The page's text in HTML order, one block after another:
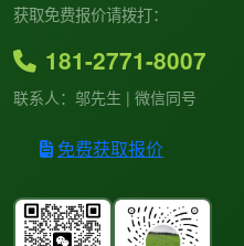
获取免费报价请拨打：
181-2771-8007
联系人：邬先生 | 微信同号
免费获取报价